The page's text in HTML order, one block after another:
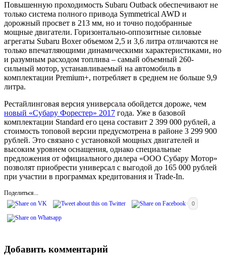
Повышенную проходимость Subaru Outback обеспечивают не
только система полного привода Symmetrical AWD и
дорожный просвет в 213 мм, но и точно подобранные
мощные двигатели. Горизонтально-оппозитные силовые
агрегаты Subaru Boxer объемом 2,5 и 3,6 литра отличаются не
только впечатляющими динамическими характеристиками, но
и разумным расходом топлива – самый объемный 260-
сильный мотор, устанавливаемый на автомобиль в
комплектации Premium+, потребляет в среднем не больше 9,9
литра.
Рестайлинговая версия универсала обойдется дороже, чем
новый «Субару Форестер» 2017 года. Уже в базовой
комплектации Standard его цена составит 2 399 000 рублей, а
стоимость топовой версии предусмотрена в районе 3 299 900
рублей. Это связано с установкой мощных двигателей и
высоким уровнем оснащения, однако специальные
предложения от официального дилера «ООО Субару Мотор»
позволят приобрести универсал с выгодой до 165 000 рублей
при участии в программах кредитования и Trade-In.
Поделиться...
0
Добавить комментарий